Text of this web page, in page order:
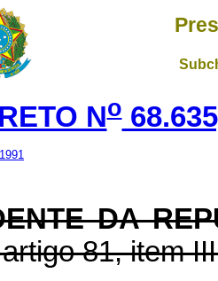
No
DA
81, item